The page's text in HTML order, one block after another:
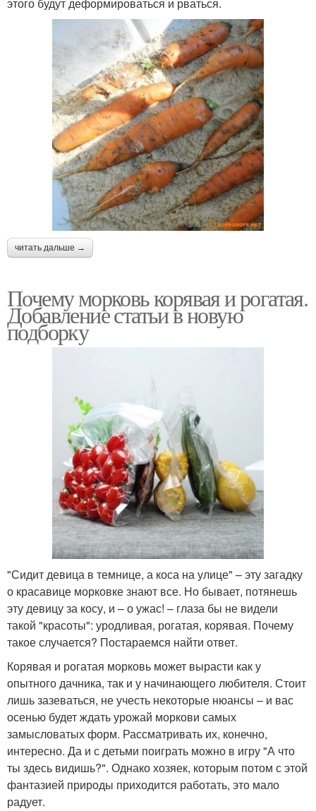
этого будут деформироваться и рваться.
читать дальше →
Почему морковь корявая и рогатая.
Добавление статьи в новую
подборку
"Сидит девица в темнице, а коса на улице" – эту загадку
о красавице морковке знают все. Но бывает, потянешь
эту девицу за косу, и – о ужас! – глаза бы не видели
такой "красоты": уродливая, рогатая, корявая. Почему
такое случается? Постараемся найти ответ.
Корявая и рогатая морковь может вырасти как у
опытного дачника, так и у начинающего любителя. Стоит
лишь зазеваться, не учесть некоторые нюансы – и вас
осенью будет ждать урожай моркови самых
замысловатых форм. Рассматривать их, конечно,
интересно. Да и с детьми поиграть можно в игру "А что
ты здесь видишь?". Однако хозяек, которым потом с этой
фантазией природы приходится работать, это мало
радует.